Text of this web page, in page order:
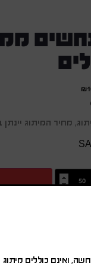
₪
מחיר המיתוג
רצועות קשירה
ואינם כוללים מיתוג